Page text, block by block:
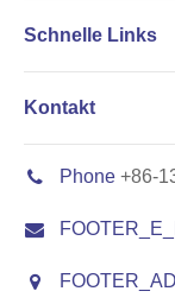
Schnelle Links
Kontakt
Phone +86-